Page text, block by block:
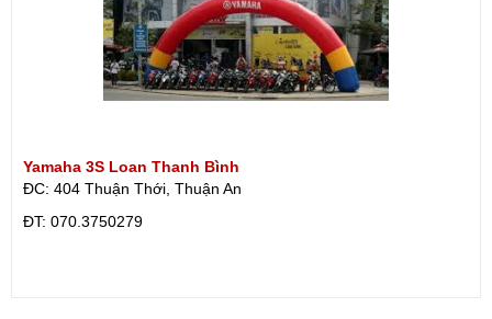
Yamaha 3S Loan Thanh Bình
ĐC: 404 Thuận Thới, Thuận An
ÐT: 070.3750279